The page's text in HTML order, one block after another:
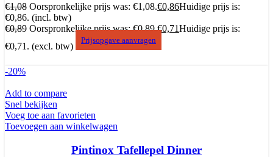
€1,08 Oorspronkelijke prijs was: €1,08.€0,86Huidige prijs is:
€0,86. (incl. btw)
€0,89 Oorspronkelijke prijs was: €0,89.€0,71Huidige prijs is:
€0,71. (excl. btw)
Prijsopgave aanvragen
-20%
Add to compare
Snel bekijken
Voeg toe aan favorieten
Toevoegen aan winkelwagen
Pintinox Tafellepel Dinner